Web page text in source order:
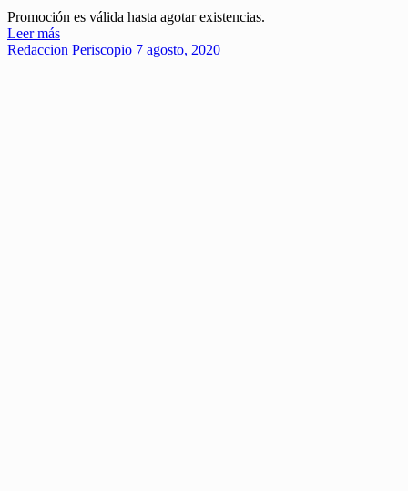
Promoción es válida hasta agotar existencias.
Leer más
Redaccion Periscopio 7 agosto, 2020